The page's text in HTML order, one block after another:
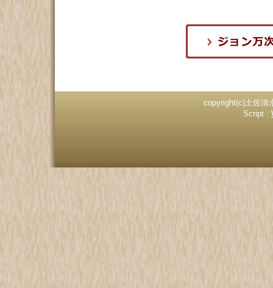
copyright(c)土佐清
Script :